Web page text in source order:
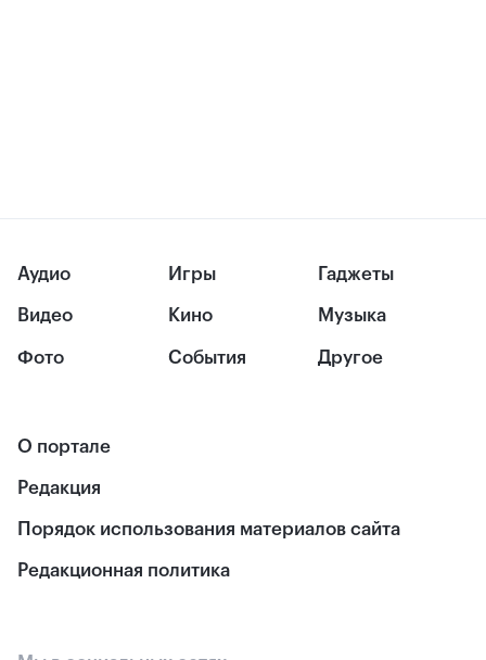
Аудио
Видео
Фото
Игры
Кино
События
Гаджеты
Музыка
Другое
О портале
Редакция
Порядок использования материалов сайта
Редакционная политика